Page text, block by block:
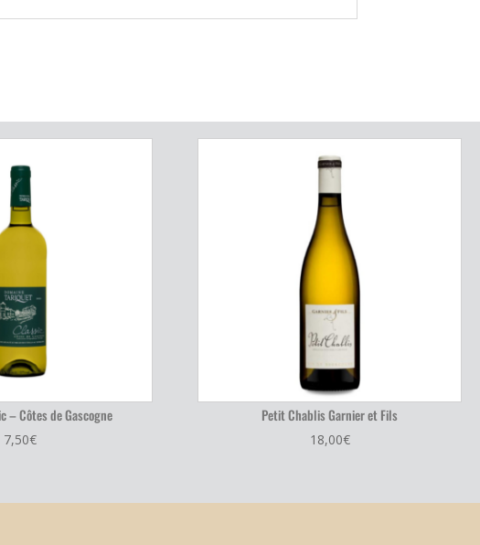
– Côtes de Gascogne
7,50€
Petit Chablis Garnier et Fils
18,00€